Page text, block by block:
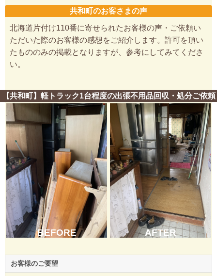
共和町のお客さまの声
北海道片付け110番に寄せられたお客様の声・ご依頼い
ただいた際のお客様の感想をご紹介します。許可を頂い
たもののみの掲載となりますが、参考にしてみてくださ
い。
【共和町】軽トラック1台程度の出張不用品回収・処分ご依頼
BEFORE AFTER
お客様のご要望